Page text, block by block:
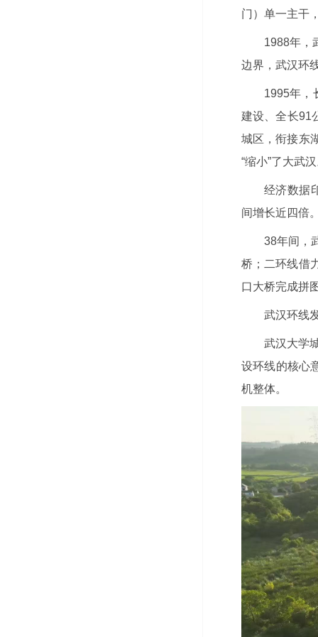
门）单一主干
1988年，
边界，武汉环
1995年，
建设、全长91
城区，衔接东
“缩小”了大武
经济数据
间增长近四倍
38年间，
桥；二环线借
口大桥完成拼
武汉环线
武汉大学
设环线的核心
机整体。